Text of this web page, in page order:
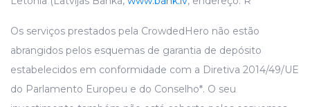
Os serviços prestados pela CrowdedHero não estão
abrangidos pelos esquemas de garantia de depósito
estabelecidos em conformidade com a Diretiva 2014/49/UE
do Parlamento Europeu e do Conselho*. O seu